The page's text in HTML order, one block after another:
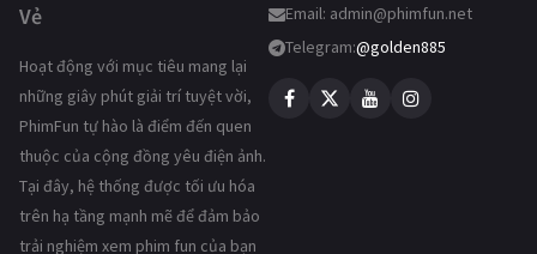
Vẻ
Hoạt động với mục tiêu mang lại
những giây phút giải trí tuyệt vời,
PhimFun tự hào là điểm đến quen
thuộc của cộng đồng yêu điện ảnh.
Tại đây, hệ thống được tối ưu hóa
trên hạ tầng mạnh mẽ để đảm bảo
trải nghiệm xem phim fun của bạn
Email: admin@phimfun.net
Telegram:@golden885